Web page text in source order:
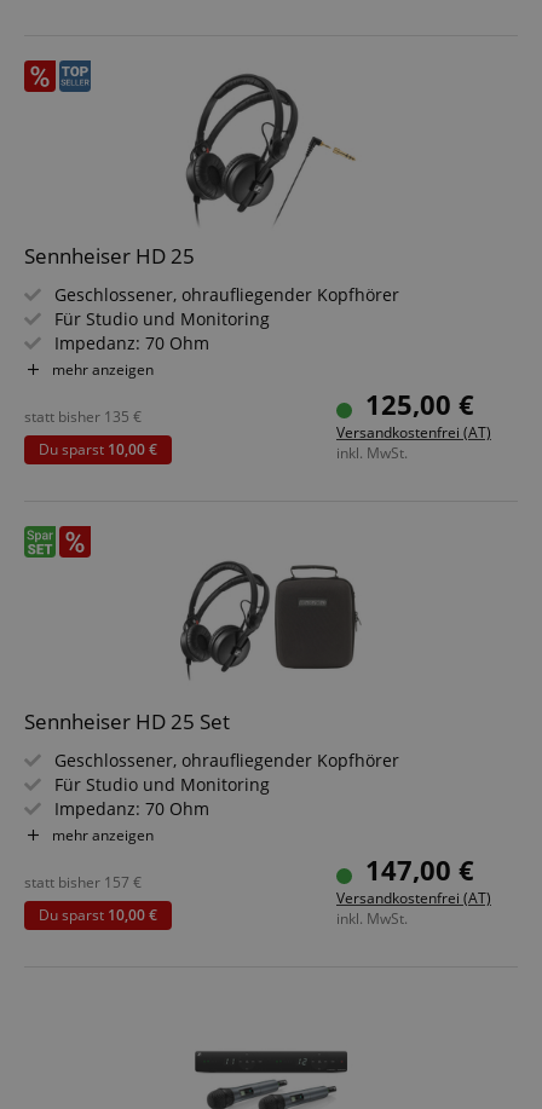
Sennheiser HD 25
Geschlossener, ohraufliegender Kopfhörer
Für Studio und Monitoring
Impedanz: 70 Ohm
Übertragungsbereich: 16 - 22.000 Hz
Drehbare Ohrmuscheln und Spreizbügel
Glattes, einseitig geführtes Kabel (1,5 m)
Inklusive 6,3 mm Klinken-Adapter
mehr anzeigen
125,00 €
Versandkostenfrei (AT)
inkl. MwSt.
statt bisher 135 €
Du sparst 10,00 €
Sennheiser HD 25 Set
Geschlossener, ohraufliegender Kopfhörer
Für Studio und Monitoring
Impedanz: 70 Ohm
Übertragungsbereich: 16 - 22.000 Hz
Drehbare Ohrmuscheln und Spreizbügel
Sparset inklusive Headphone-Case
mehr anzeigen
147,00 €
Versandkostenfrei (AT)
inkl. MwSt.
statt bisher 157 €
Du sparst 10,00 €